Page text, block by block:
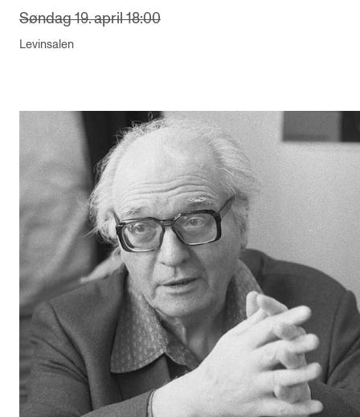
Søndag 19. april 18:00
Levinsalen